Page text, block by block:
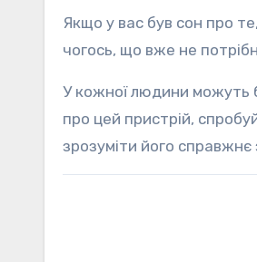
Якщо у вас був сон про
чогось, що вже не
У кожної людини можуть
про цей пристрій,
зрозуміти його